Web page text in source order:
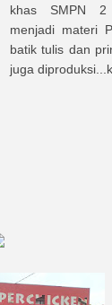
khas SMPN 2
menjadi materi
batik tulis dan
juga